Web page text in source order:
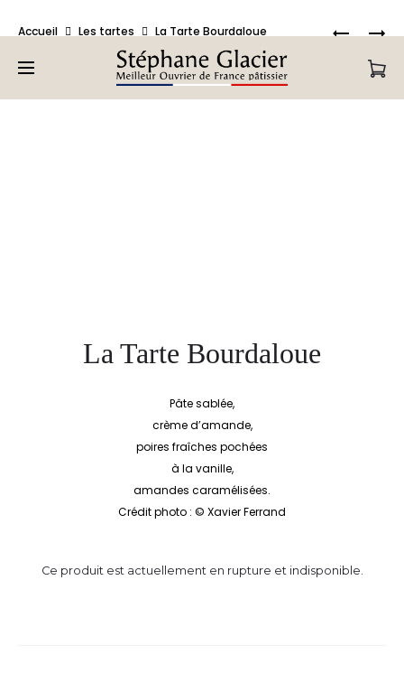
retrouvez tous nos produits.
GLACÉ
Accueil Les tartes La Tarte Bourdaloue
La Tarte Bourdaloue
Pâte sablée,
crème d’amande,
poires fraîches pochées
à la vanille,
amandes caramélisées.
Crédit photo : © Xavier Ferrand
Ce produit est actuellement en rupture et indisponible.